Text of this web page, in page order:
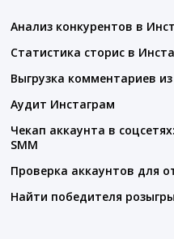
Анализ конкурентов в
Статистика сторис в
Выгрузка комментариев
Аудит Инстаграм
Чекап аккаунта в
SMM
Проверка аккаунтов для
Найти победителя